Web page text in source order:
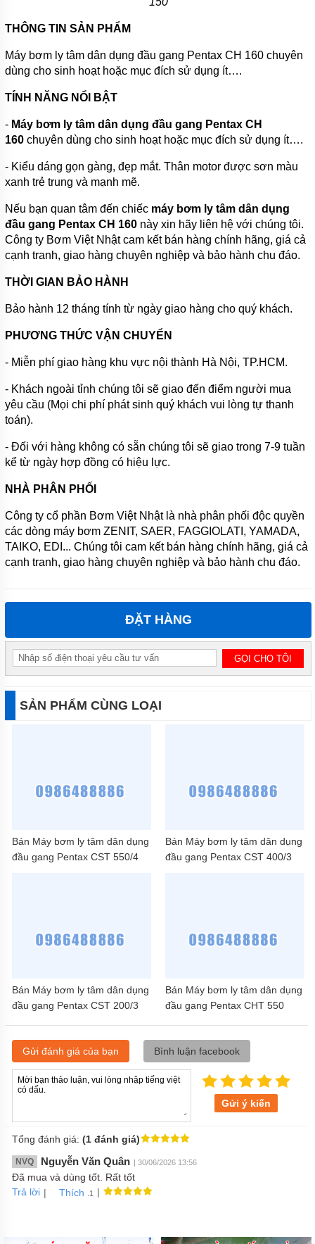
TIN
GIỚI
THIỆU
PHẨM
LIÊN
HỆ
THÔNG TIN SẢN PHẨM
Máy bơm ly tâm dân dụng đầu gang Pentax CH 160 chuyên
dùng cho sinh hoạt hoặc mục đích sử dụng ít….
TÍNH NĂNG NỔI BẬT
- Máy bơm ly tâm dân dụng đầu gang Pentax CH
160 chuyên dùng cho sinh hoạt hoặc mục đích sử dụng ít….
- Kiểu dáng gọn gàng, đẹp mắt. Thân motor được sơn màu
xanh trẻ trung và mạnh mẽ.
Nếu bạn quan tâm đến chiếc máy bơm ly tâm dân dụng
đầu gang Pentax CH 160 này xin hãy liên hệ với chúng tôi.
Công ty Bơm Việt Nhật cam kết bán hàng chính hãng, giá cả
cạnh tranh, giao hàng chuyên nghiệp và bảo hành chu đáo.
THỜI GIAN BẢO HÀNH
Bảo hành 12 tháng tính từ ngày giao hàng cho quý khách.
PHƯƠNG THỨC VẬN CHUYỂN
- Miễn phí giao hàng khu vực nội thành Hà Nội, TP.HCM.
- Khách ngoài tỉnh chúng tôi sẽ giao đến điểm người mua
yêu cầu (Mọi chi phí phát sinh quý khách vui lòng tự thanh
toán).
- Đối với hàng không có sẵn chúng tôi sẽ giao trong 7-9 tuần
kể từ ngày hợp đồng có hiệu lực.
NHÀ PHÂN PHỐI
Công ty cổ phần Bơm Việt Nhật là nhà phân phối độc quyền
các dòng máy bơm ZENIT, SAER, FAGGIOLATI, YAMADA,
TAIKO, EDI... Chúng tôi cam kết bán hàng chính hãng, giá cả
cạnh tranh, giao hàng chuyên nghiệp và bảo hành chu đáo.
ĐẶT HÀNG
SẢN PHẨM CÙNG LOẠI
Bán Máy bơm ly tâm dân dụng
đầu gang Pentax CST 550/4
Bán Máy bơm ly tâm dân dụng
đầu gang Pentax CST 400/3
Bán Máy bơm ly tâm dân dụng
đầu gang Pentax CST 200/3
Bán Máy bơm ly tâm dân dụng
đầu gang Pentax CHT 550
Gửi đánh giá của bạn Bình luận facebook
Gửi ý kiến
Tổng đánh giá: (1 đánh giá)
NVQ Nguyễn Văn Quân | 30/06/2026 13:56
Đã mua và dùng tốt. Rất tốt
Trả lời | Thích .1 |